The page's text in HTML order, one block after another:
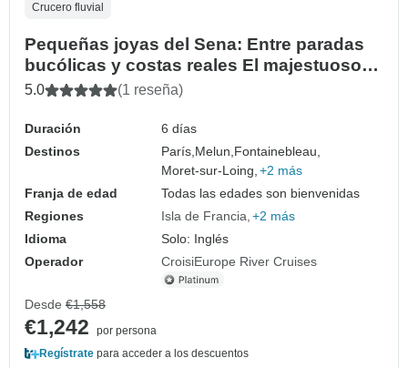
Crucero fluvial
Pequeñas joyas del Sena: Entre paradas
bucólicas y costas reales El majestuoso
Sena a bordo de un barco a vapor (crucero
5.0 (1 reseña)
Duración
6 días
Destinos
París, Melun, Fontainebleau,
Moret-sur-Loing, +2 más
Franja de edad
Todas las edades son bienvenidas
Regiones
Isla de Francia +2 más
Idioma
Solo: Inglés
Operador
CroisiEurope River Cruises
Desde €1,558
€1,242
por persona
Regístrate para acceder a los descuentos